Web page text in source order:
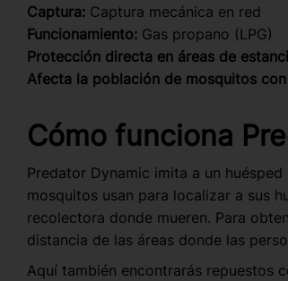
Captura: Captura mecánica en red
Funcionamiento: Gas propano (LPG)
Protección directa en áreas de
Afecta la población de mosquitos
Cómo funciona
Predator Dynamic imita a un
mosquitos usan para localizar a sus
recolectora donde mueren. Para
distancia de las áreas donde las
Aquí también encontrarás repuestos